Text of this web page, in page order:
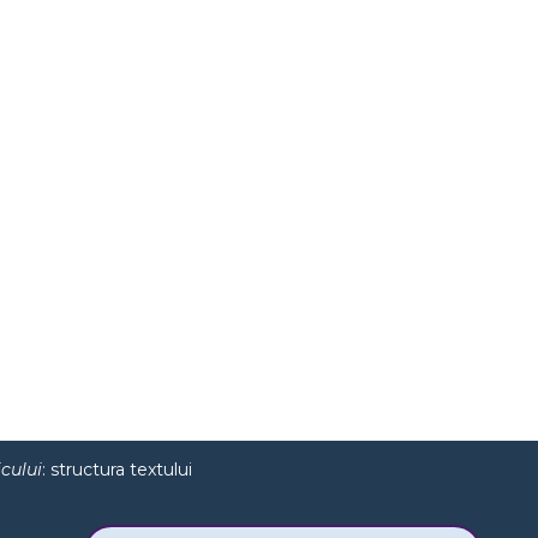
: structura textului